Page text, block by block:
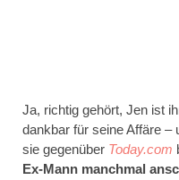
Ja, richtig gehört, Jen ist
dankbar für seine Affäre –
sie gegenüber Today.com
Ex-Mann manchmal